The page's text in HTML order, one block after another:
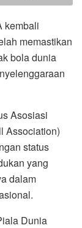
kembali
memastikan
bola dunia
Asosiasi
Association)
status
yang
dalam
Dunia